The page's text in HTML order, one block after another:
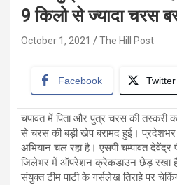
9 किलो से ज्यादा चरस
October 1, 2021 The Hill Post
Facebook Twitter
चंपावत में पिता और पुत्र चरस की तस्करी
से चरस की बड़ी खेप बरामद हुई।
अभियान चल रहा है। एसपी चम्पावत देवेंद्र
जिलेभर में ऑपरेशन क्रेकडाउन छेड़ रखा
संयुक्त टीम पाटी के गर्सलेख तिराहे पर